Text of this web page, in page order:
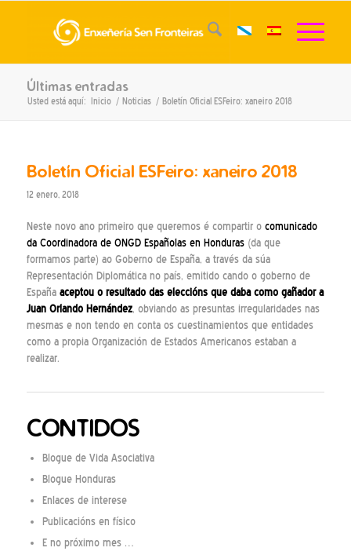
Últimas entradas
Usted está aquí: Inicio / Noticias / Boletín Oficial ESFeiro: xaneiro 2018
Boletín Oficial ESFeiro: xaneiro 2018
12 enero, 2018
Neste novo ano primeiro que queremos é compartir o comunicado
da Coordinadora de ONGD Españolas en Honduras(da que
formamos parte) ao Goberno de España, a través da súa
Representación Diplomática no país, emitido cando o goberno de
España aceptou o resultado das eleccións que daba como gañador a
Juan Orlando Hernández, obviando as presuntas irregularidades nas
mesmas e non tendo en conta os cuestinamientos que entidades
como a propia Organización de Estados Americanos estaban a
realizar.
CONTIDOS
Blogue de Vida Asociativa
Blogue Honduras
Enlaces de interese
Publicacións en físico
E no próximo mes …